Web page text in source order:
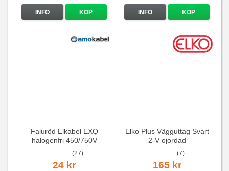
INFO KÖP INFO KÖP
Faluröd Elkabel EXQ
halogenfri 450/750V
(27)
24 kr
Elko Plus Vägguttag Svart
2-V ojordad
(7)
165 kr